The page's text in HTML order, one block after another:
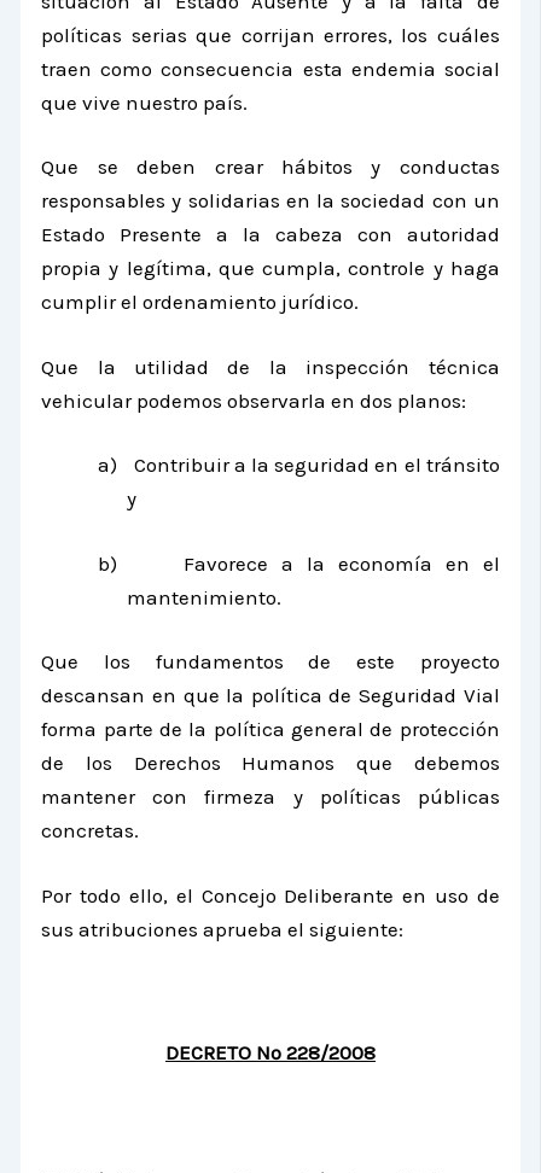
políticas serias que corrijan errores, los cuáles
traen como consecuencia esta endemia social
que vive nuestro país.
Que se deben crear hábitos y conductas
responsables y solidarias en la sociedad con un
Estado Presente a la cabeza con autoridad
propia y legítima, que cumpla, controle y haga
cumplir el ordenamiento jurídico.
Que la utilidad de la inspección técnica
vehicular podemos observarla en dos planos:
a)
Contribuir a la seguridad en el tránsito
y
b)
Favorece a la economía en el
mantenimiento.
Que los fundamentos de este proyecto
descansan en que la política de Seguridad Vial
forma parte de la política general de protección
de los Derechos Humanos que debemos
mantener con firmeza y políticas públicas
concretas.
Por todo ello, el Concejo Deliberante en uso de
sus atribuciones aprueba el siguiente:
DECRETO Nº 228/2008